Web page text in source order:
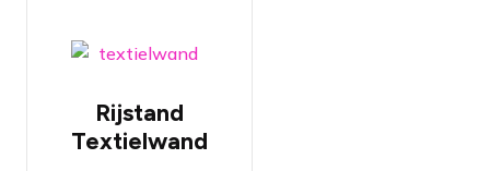
textielwanden
Op basis van
Rijstand
Textielwand